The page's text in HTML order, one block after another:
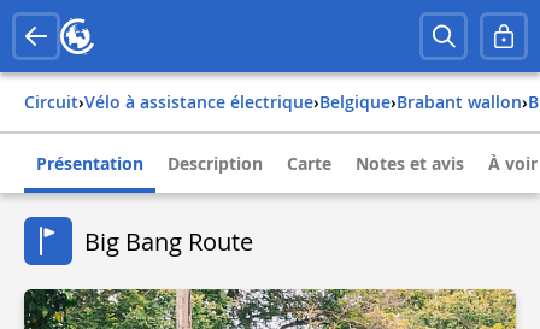
Circuit› Vélo à assistance électrique› belgique› brabant wallon›
Présentation Description Carte Notes et avis À
Big Bang Route